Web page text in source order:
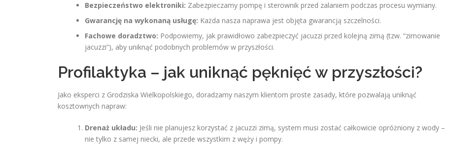
Bezpieczeństwo elektroniki: Zabezpieczamy pompę i sterownik przed zalaniem podczas procesu wymiany.
Gwarancję na wykonaną usługę: Każda nasza naprawa jest objęta gwarancją szczelności.
Fachowe doradztwo: Podpowiemy, jak prawidłowo zabezpieczyć jacuzzi przed kolejną zimą (tzw. “zimowanie
jacuzzi”), aby uniknąć podobnych problemów w przyszłości.
Profilaktyka – jak uniknąć pęknięć w przyszłości?
Jako eksperci z Grodziska Wielkopolskiego, doradzamy naszym klientom proste zasady, które pozwalają uniknąć
kosztownych napraw:
Drenaż układu: Jeśli nie planujesz korzystać z jacuzzi zimą, system musi zostać całkowicie opróżniony z wody –
nie tylko z samej niecki, ale przede wszystkim z węży i pompy.